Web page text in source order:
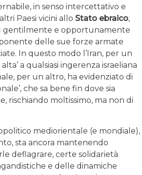
in senso intercettativo e
Paesi vicini allo Stato ebraico,
gentilmente e opportunamente
delle sue forze armate
In questo modo l’Iran, per un
a qualsiasi ingerenza israeliana
per un altro, ha evidenziato di
che sa bene fin dove sia
rischiando moltissimo, ma non di
mediorientale (e mondiale),
sta ancora mantenendo
deflagrare, certe solidarietà
e delle dinamiche